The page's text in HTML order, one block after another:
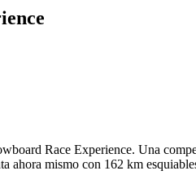
Race Experience. Una
ahora mismo con 162 km